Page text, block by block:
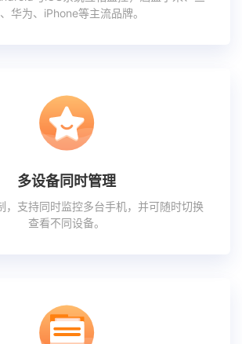
华为、iPhone等主流品牌。
多设备同时管理
，支持同时监控多台手机，并可随时切换
查看不同设备。